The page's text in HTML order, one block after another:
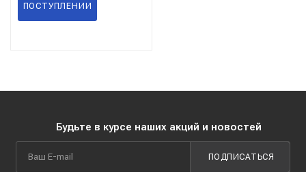
ПОСТУПЛЕНИИ
Будьте в курсе наших акций и новостей
ПОДПИСАТЬСЯ